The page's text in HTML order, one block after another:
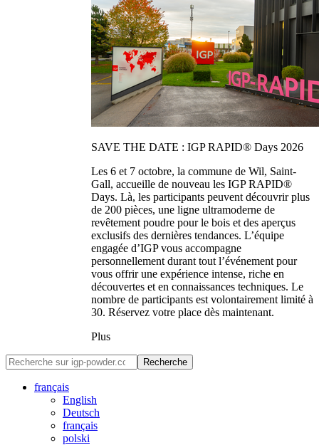
SAVE THE DATE : IGP RAPID® Days 2026
Les 6 et 7 octobre, la commune de Wil, Saint-
Gall, accueille de nouveau les IGP RAPID®
Days. Là, les participants peuvent découvrir plus
de 200 pièces, une ligne ultramoderne de
revêtement poudre pour le bois et des aperçus
exclusifs des dernières tendances. L’équipe
engagée d’IGP vous accompagne
personnellement durant tout l’événement pour
vous offrir une expérience intense, riche en
découvertes et en connaissances techniques. Le
nombre de participants est volontairement limité à
30. Réservez votre place dès maintenant.
Plus
Recherche
français
English
Deutsch
français
polski